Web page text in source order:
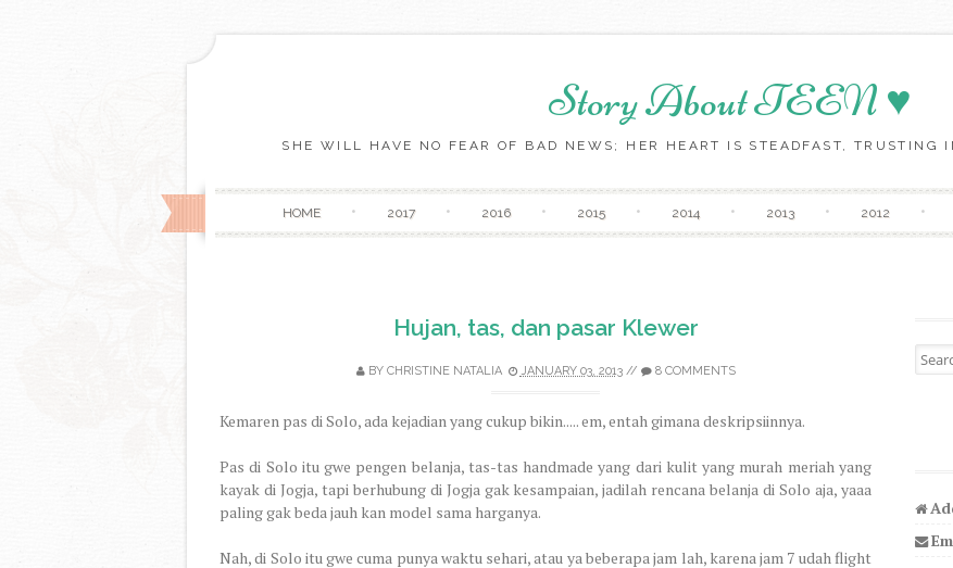
Story About TEEN ♥
SHE WILL HAVE NO FEAR OF BAD NEWS; HER HEART IS STEADFAST, TRUSTING
HOME 2017 2016 2015 2014 2013 2012
Hujan, tas, dan pasar Klewer
BY CHRISTINE NATALIA JANUARY 03, 2013// 8 COMMENTS
Kemaren pas di Solo, ada kejadian yang cukup bikin..... em, entah gimana deskripsiinnya.
Pas di Solo itu gwe pengen belanja, tas-tas handmade yang dari kulit yang murah meriah yang
kayak di Jogja, tapi berhubung di Jogja gak kesampaian, jadilah rencana belanja di Solo aja, yaaa
paling gak beda jauh kan model sama harganya.
Nah, di Solo itu gwe cuma punya waktu sehari, atau ya beberapa jam lah, karena jam 7 udah flight